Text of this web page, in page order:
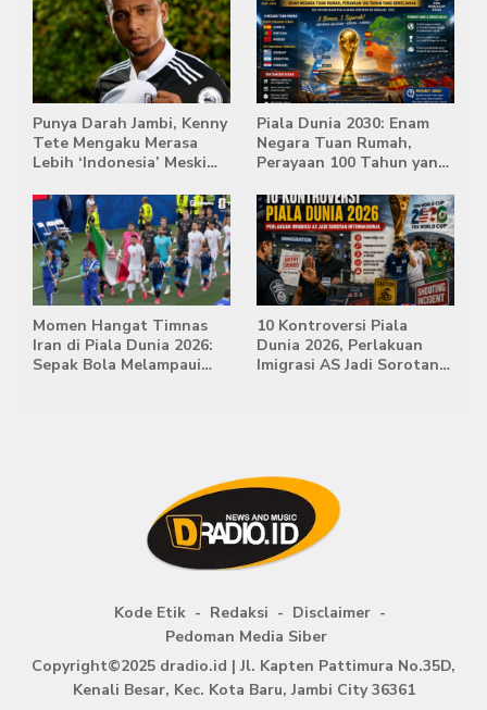
Punya Darah Jambi, Kenny
Tete Mengaku Merasa
Lebih ‘Indonesia’ Meski
Piala Dunia 2030: Enam
Negara Tuan Rumah,
Perayaan 100 Tahun yang
Momen Hangat Timnas
Iran di Piala Dunia 2026:
Sepak Bola Melampaui
10 Kontroversi Piala
Dunia 2026, Perlakuan
Imigrasi AS Jadi Sorotan
Kode Etik Redaksi
Disclaimer
Pedoman Media Siber
Copyright©2025 dradio.id | Jl. Kapten Pattimura No.35D,
Kenali Besar, Kec. Kota Baru, Jambi City 36361